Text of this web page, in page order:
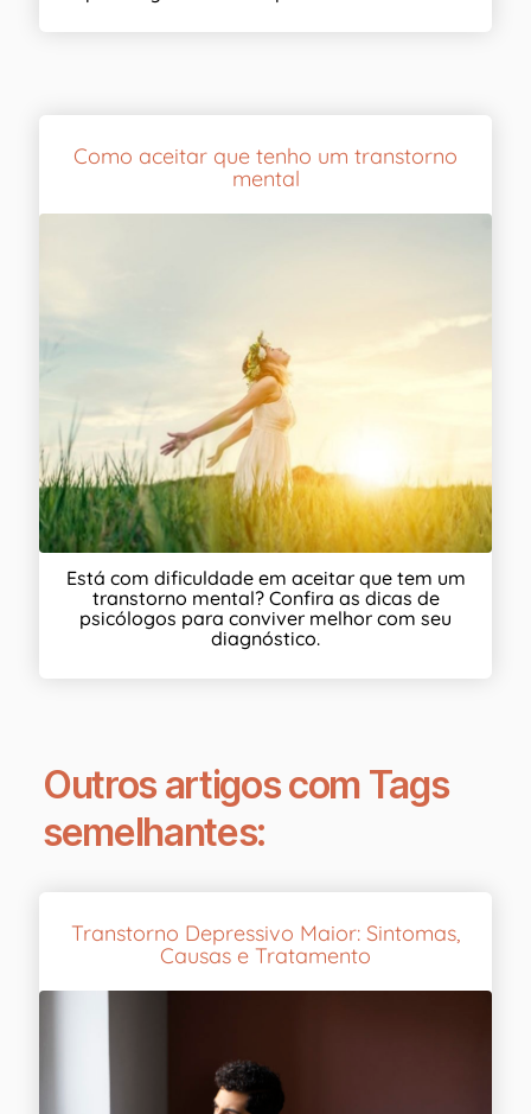
Como aceitar que tenho um transtorno
mental
Está com dificuldade em aceitar que tem um
transtorno mental? Confira as dicas de
psicólogos para conviver melhor com seu
diagnóstico.
Outros artigos com Tags
semelhantes:
Transtorno Depressivo Maior: Sintomas,
Causas e Tratamento